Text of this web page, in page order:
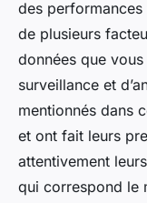
des
de plusieurs
données que
surveillance et
mentionnés dans
et ont fait leurs
attentivement
qui correspond le